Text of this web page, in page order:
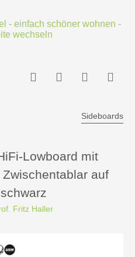
Sideboards
Lowboard mit
auf
Fritz Haller